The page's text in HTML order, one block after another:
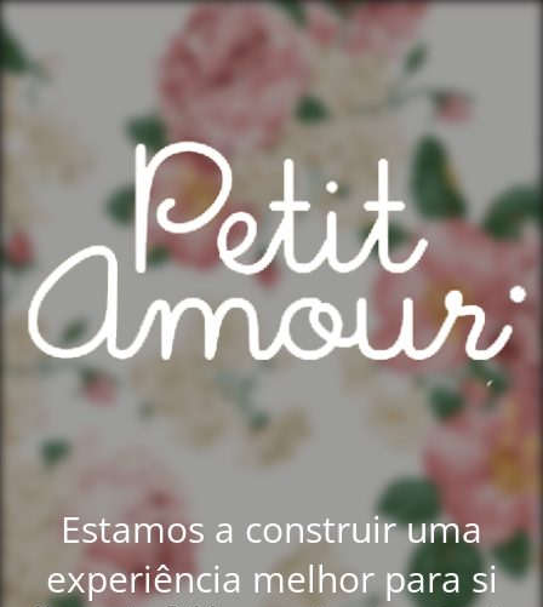
Estamos a construir uma
experiência melhor para si